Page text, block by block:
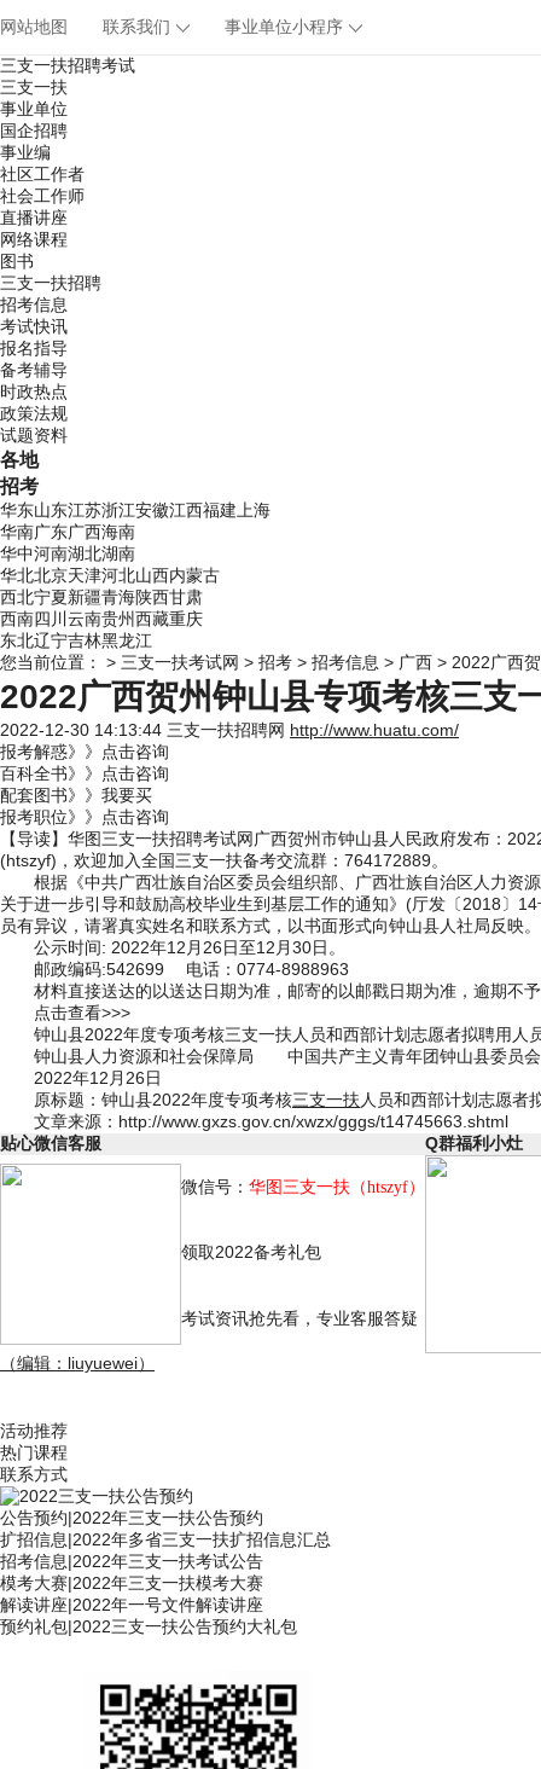
网站地图 联系我们
事业单位小程序
三支一扶招聘考试
三支一扶
事业单位
国企招聘
事业编
社区工作者
社会工作师
直播讲座
网络课程
图书
三支一扶招聘
招考信息
考试快讯
报名指导
备考辅导
时政热点
政策法规
试题资料
各地
招考
华东山东江苏浙江安徽江西福建 上海
华南广东广西海南
华中河南湖北湖南
华北北京天津河北山西内蒙古
西北宁夏新疆青海陕西甘肃
西南四川 云南贵州西藏重庆
东北辽宁吉林黑龙江
您当前位置：
> 三支一扶考试网 > 招考 > 招考信息 > 广西 > 2022广西
2022广西贺州钟山县专项考核三支
2022-12-30 14:13:44 三支一扶招聘网 http://www.huatu.com/
报考解惑》》点击咨询
百科全书》》点击咨询
配套图书》》我要买
报考职位》》点击咨询
【导读】华图三支一扶招聘考试网 广西贺州市钟山县人民政府发布：
(htszyf)，欢迎加入全国三支一扶备考交流群：764172889。
根据《中共广西壮族自治区委员会组织部、广西壮族自治区人力资
关于进一步引导和鼓励高校毕业生到基层工作的通知》(厅发〔2018〕
员有异议，请署真实姓名和联系方式，以书面形式向钟山县人社局反映。
公示时间: 2022年12月26日至12月30日。
邮政编码:542699 电话：0774-8988963
材料直接送达的以送达日期为准，邮寄的以邮戳日期为准，逾期不
点击查看>>>
钟山县2022年度专项考核三支一扶人员和西部计划志愿者拟聘用人
钟山县人力资源和社会保障局 中国共产主义青年团钟山县委员会
2022年12月26日
原标题：钟山县2022年度专项考核三支一扶 人员和西部计划志愿者
文章来源：http://www.gxzs.gov.cn/xwzx/gggs/t14745663.shtml
贴心微信客服
Q群福利小灶
微信号： 华图三支一扶 （htszyf）
领取2022备考礼包
考试资讯抢先看，专业客服答疑
（编辑：liuyuewei）
活动推荐
热门课程
联系方式
公告预约|2022年三支一扶公告预约
扩招信息|2022年多省三支一扶扩招信息汇总
招考信息|2022年三支一扶考试公告
模考大赛|2022年三支一扶模考大赛
解读讲座|2022年一号文件解读讲座
预约礼包|2022三支一扶公告预约大礼包